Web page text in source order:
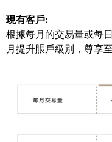
現有客戶:
根據每月的交易量或每
月提升賬戶級別，尊享